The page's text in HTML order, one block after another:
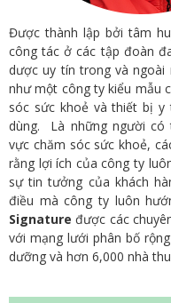
Được thành lập bởi tâm
công tác ở các tập đoàn
dược uy tín trong và ngoài
như một công ty kiểu mẫu
sóc sức khoẻ và thiết bị
dùng. Là những người có
vực chăm sóc sức khoẻ,
rằng lợi ích của công ty
sự tin tưởng của khách
điều mà công ty luôn
Signature được các
với mạng lưới phân bố
dưỡng và hơn 6,000 nhà